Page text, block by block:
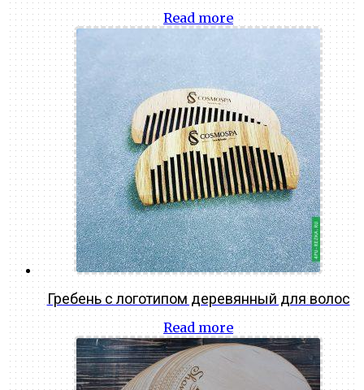
Read more
Гребень с логотипом деревянный для волос
Read more